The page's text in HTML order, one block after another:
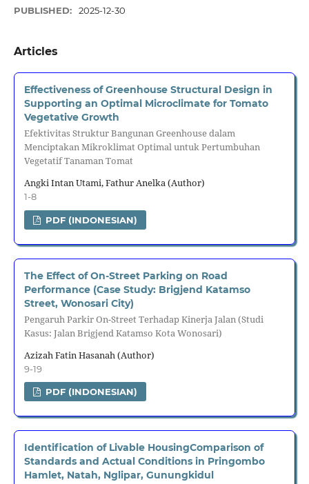
PUBLISHED: 2025-12-30
Articles
Effectiveness of Greenhouse Structural Design in
Supporting an Optimal Microclimate for Tomato
Vegetative Growth
Efektivitas Struktur Bangunan Greenhouse dalam
Menciptakan Mikroklimat Optimal untuk Pertumbuhan
Vegetatif Tanaman Tomat
Angki Intan Utami, Fathur Anelka (Author)
1-8
PDF (INDONESIAN)
The Effect of On-Street Parking on Road
Performance (Case Study: Brigjend Katamso
Street, Wonosari City)
Pengaruh Parkir On-Street Terhadap Kinerja Jalan (Studi
Kasus: Jalan Brigjend Katamso Kota Wonosari)
Azizah Fatin Hasanah (Author)
9-19
PDF (INDONESIAN)
Identification of Livable HousingComparison of
Standards and Actual Conditions in Pringombo
Hamlet, Natah, Nglipar, Gunungkidul